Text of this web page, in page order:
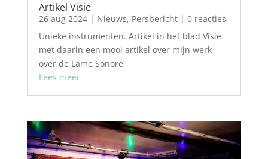
Artikel Visie
26 aug 2024| Nieuws, Persbericht| 0 reacties
Unieke instrumenten. Artikel in het blad Visie
met daarin een mooi artikel over mijn werk
over de Lame Sonore
Lees meer